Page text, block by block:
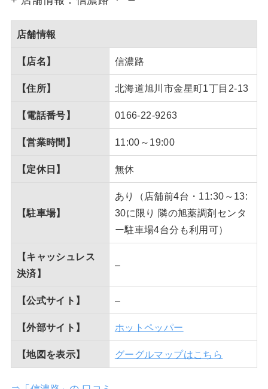
店舗情報
【店名】 信濃路
【住所】 北海道旭川市金星町1丁目2-13
【電話番号】 0166-22-9263
【営業時間】 11:00～19:00
【定休日】 無休
【駐車場】
あり（店舗前4台・11:30～13:
30に限り 隣の旭薬調剤センタ
ー駐車場4台分も利用可）
【キャッシュレス
決済】
–
【公式サイト】 –
【外部サイト】 ホットペッパー
【地図を表示】 グーグルマップはこちら